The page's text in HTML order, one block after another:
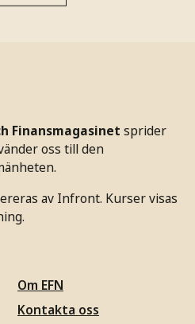
Finansmagasinet sprider
oss till den
av Infront. Kurser visas
Om EFN
Kontakta oss